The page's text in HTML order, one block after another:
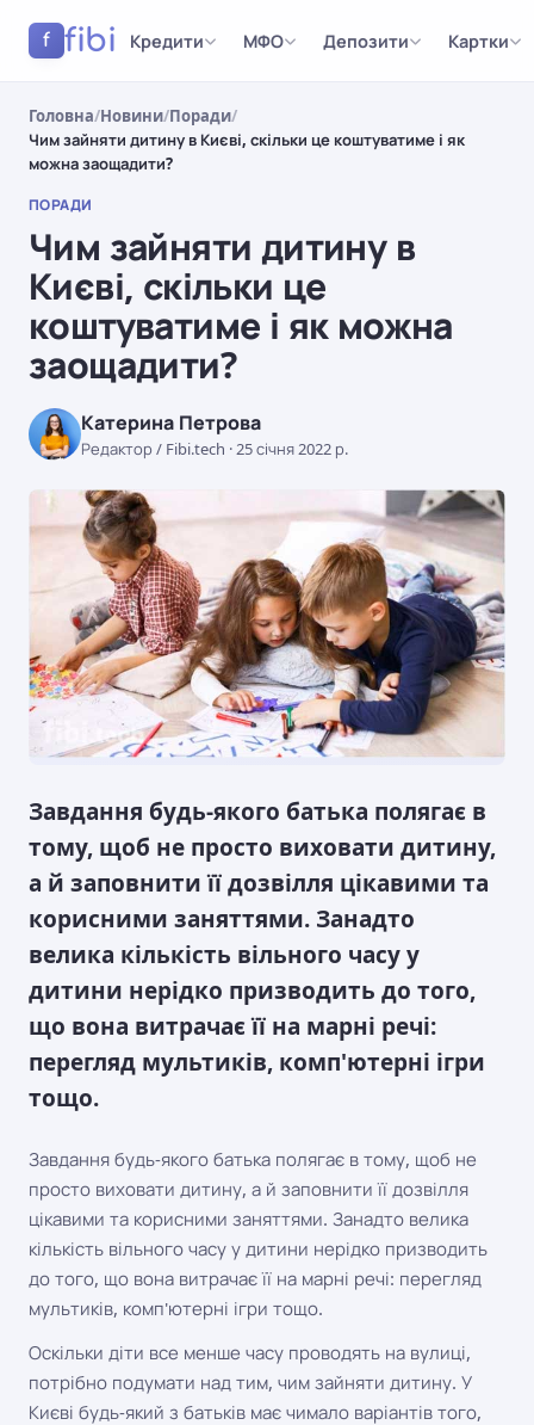
f fibi Кредити МФО Депозити Картки
Головна/Новини/Поради/
Чим зайняти дитину в Києві, скільки це коштуватиме і як
можна заощадити?
ПОРАДИ
Чим зайняти дитину в
Києві, скільки це
коштуватиме і як можна
заощадити?
Катерина Петрова
Редактор / Fibi.tech ·25 січня 2022 р.
ПОРАДИ
Завдання будь-якого батька полягає в
тому, щоб не просто виховати дитину,
а й заповнити її дозвілля цікавими та
корисними заняттями. Занадто
велика кількість вільного часу у
дитини нерідко призводить до того,
що вона витрачає її на марні речі:
перегляд мультиків, комп'ютерні ігри
тощо.
Завдання будь-якого батька полягає в тому, щоб не
просто виховати дитину, а й заповнити її дозвілля
цікавими та корисними заняттями. Занадто велика
кількість вільного часу у дитини нерідко призводить
до того, що вона витрачає її на марні речі: перегляд
мультиків, комп'ютерні ігри тощо.
Оскільки діти все менше часу проводять на вулиці,
потрібно подумати над тим, чим зайняти дитину. У
Києві будь-який з батьків має чимало варіантів того,